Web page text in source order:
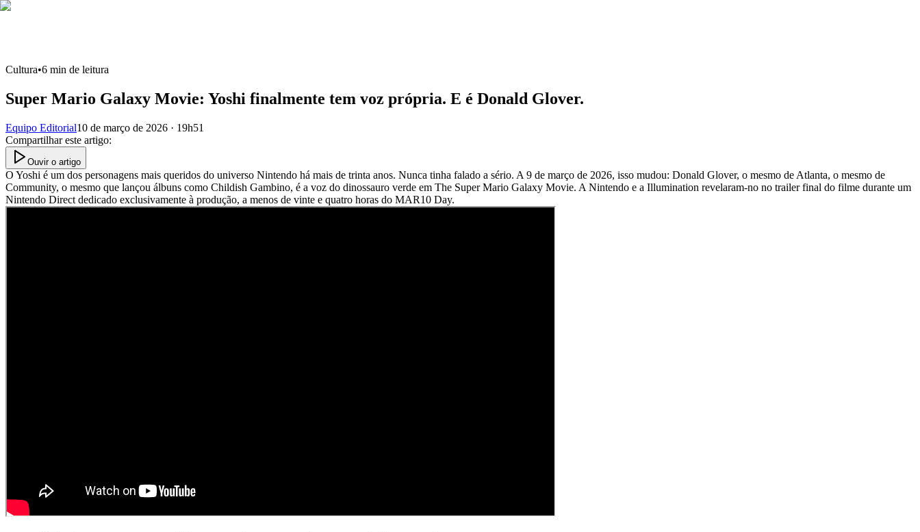
Cultura•6 min de leitura
Super Mario Galaxy Movie: Yoshi finalmente tem voz própria. E é Donald Glover.
Equipo Editorial10 de março de 2026 · 19h51
Compartilhar este artigo:
Ouvir o artigo
O Yoshi é um dos personagens mais queridos do universo Nintendo há mais de trinta anos. Nunca tinha falado a sério. A 9 de março de 2026, isso mudou: Donald Glover, o mesmo de Atlanta, o mesmo de
Community, o mesmo que lançou álbuns como Childish Gambino, é a voz do dinossauro verde em The Super Mario Galaxy Movie. A Nintendo e a Illumination revelaram-no no trailer final do filme durante um
Nintendo Direct dedicado exclusivamente à produção, a menos de vinte e quatro horas do MAR10 Day.